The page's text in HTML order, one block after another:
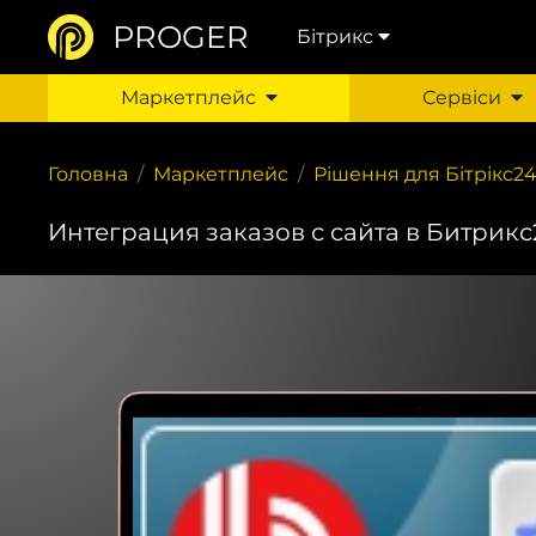
PROGER Бітрикс
Маркетплейс Сервіси
Головна Маркетплейс Рішення для Бітрікс24
Интеграция заказов с сайта в